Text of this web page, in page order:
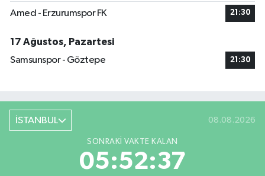
Amed - Erzurumspor FK 21:30
17 Ağustos, Pazartesi
Samsunspor - Göztepe
21:30
İSTANBUL 08.08.2026
SONRAKI VAKTE KALAN
05:52:37